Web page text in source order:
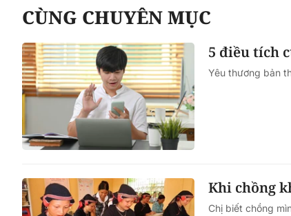
CÙNG CHUYÊN MỤC
5 điều tích
Yêu thương bản
Khi chồng
Chị biết chồng